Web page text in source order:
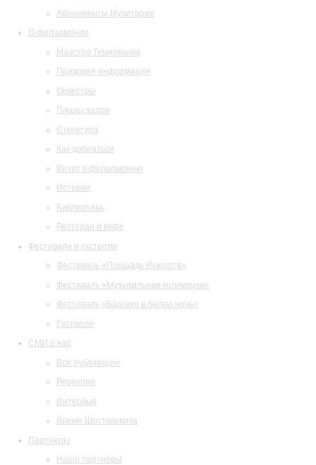
Абонементы Музитория
О филармонии
Маэстро Темирканов
Правовая информация
Оркестры
Планы залов
Структура
Как добраться
Визит в филармонию
История
Библиотека
Ресторан и кафе
Фестивали и гастроли
Фестиваль «Площадь Искусств»
Фестиваль «Музыкальная коллекция»
Фестиваль «Барокко в белую ночь»
Гастроли
СМИ о нас
Все публикации
Рецензии
Интервью
Время Шостаковича
Партнеры
Наши партнеры